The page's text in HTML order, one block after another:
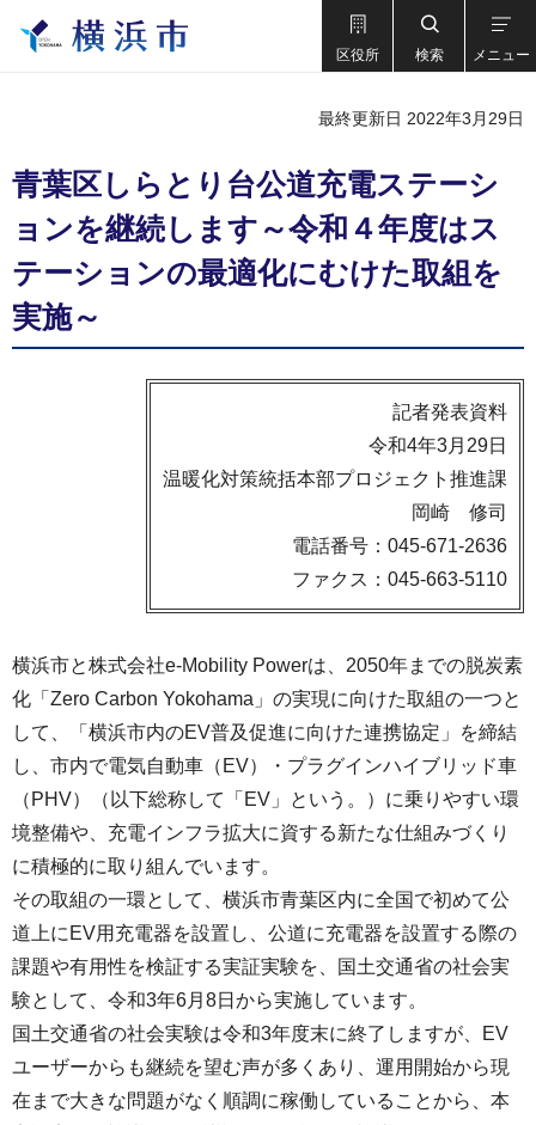
区役所 検索 メニュー
最終更新日 2022年3月29日
青葉区しらとり台公道充電ステーシ
ョンを継続します～令和４年度はス
テーションの最適化にむけた取組を
実施～
記者発表資料
令和4年3月29日
温暖化対策統括本部プロジェクト推進課
岡崎 修司
電話番号：045-671-2636
ファクス：045-663-5110
横浜市と株式会社e-Mobility Powerは、2050年までの脱炭素
化「Zero Carbon Yokohama」の実現に向けた取組の一つと
して、「横浜市内のEV普及促進に向けた連携協定」を締結
し、市内で電気自動車（EV）・プラグインハイブリッド車
（PHV）（以下総称して「EV」という。）に乗りやすい環
境整備や、充電インフラ拡大に資する新たな仕組みづくり
に積極的に取り組んでいます。
その取組の一環として、横浜市青葉区内に全国で初めて公
道上にEV用充電器を設置し、公道に充電器を設置する際の
課題や有用性を検証する実証実験を、国土交通省の社会実
験として、令和3年6月8日から実施しています。
国土交通省の社会実験は令和3年度末に終了しますが、EV
ユーザーからも継続を望む声が多くあり、運⽤開始から現
在まで大きな問題がなく順調に稼働していることから、本